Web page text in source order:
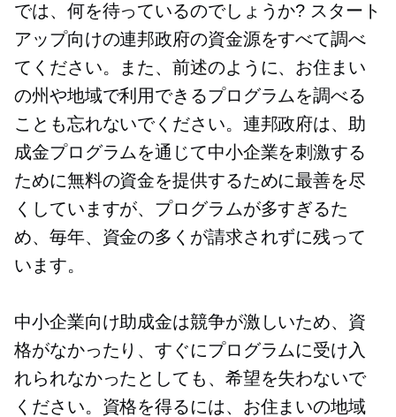
では、何を待っているのでしょうか? スタート
アップ向けの連邦政府の資金源をすべて調べ
てください。また、前述のように、お住まい
の州や地域で利用できるプログラムを調べる
ことも忘れないでください。連邦政府は、助
成金プログラムを通じて中小企業を刺激する
ために無料の資金を提供するために最善を尽
くしていますが、プログラムが多すぎるた
め、毎年、資金の多くが請求されずに残って
います。
中小企業向け助成金は競争が激しいため、資
格がなかったり、すぐにプログラムに受け入
れられなかったとしても、希望を失わないで
ください。資格を得るには、お住まいの地域